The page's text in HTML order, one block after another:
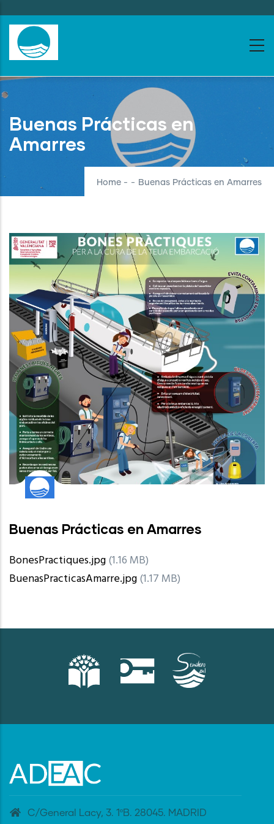
to
main
content
Buenas Prácticas en
Amarres
Home - - Buenas Prácticas en Amarres
Buenas Prácticas en Amarres
BonesPractiques.jpg(1.16 MB)
BuenasPracticasAmarre.jpg(1.17 MB)
C/General Lacy, 3. 1ºB. 28045. MADRID